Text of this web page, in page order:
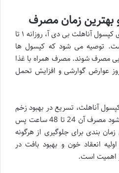
به طور کلی، دوز پیشنهادی برای کپسول آناهلث بی دی آ، روزانه ۱ تا
توصیه می شود که کپسول ها
مصرف شوند. مصرف همراه با غذا
عوارض گوارشی و افزایش تحمل
آناهلث، تسریع در بهبود زخم
های جراحی باشد، توصیه می شود مصرف آن 24 تا 48 ساعت پس
بندی برای جلوگیری از هرگونه
انعقاد خون و بهبود بافت در
اهمیت است.